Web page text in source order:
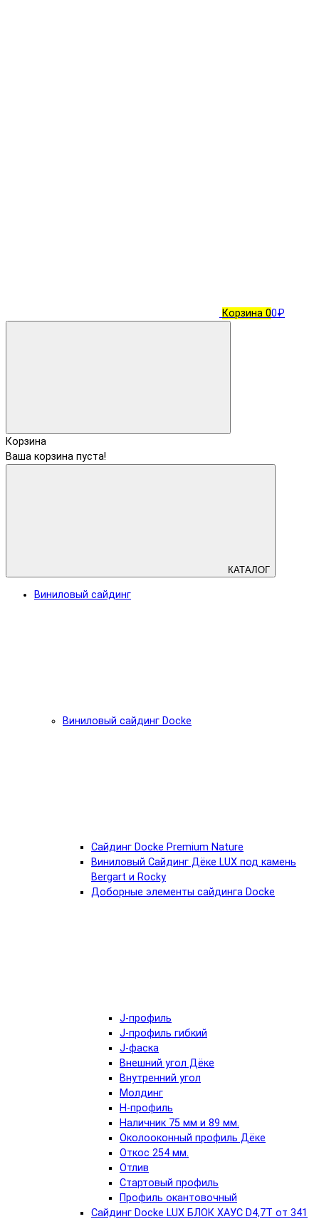
Корзина 00₽
Корзина
Ваша корзина пуста!
КАТАЛОГ
Виниловый сайдинг
Виниловый сайдинг Docke
Cайдинг Docke Premium Nature
Виниловый Сайдинг Дёке LUX под камень
Bergart и Rocky
Доборные элементы сайдинга Docke
J-профиль
J-профиль гибкий
J-фаска
Внешний угол Дёке
Внутренний угол
Молдинг
Н-профиль
Наличник 75 мм и 89 мм.
Околооконный профиль Дёке
Откос 254 мм.
Отлив
Стартовый профиль
Профиль окантовочный
Сайдинг Docke LUX БЛОК ХАУС D4,7T от 341